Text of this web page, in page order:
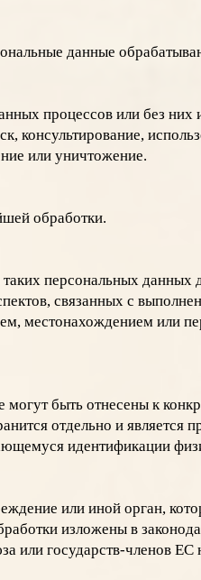
данные
процессов или без них
консультирование,
или уничтожение.
обработки.
персональных данных
связанных с
местонахождением или
быть отнесены к
отдельно и является
идентификации
или иной орган,
изложены в
или государств-членов ЕС